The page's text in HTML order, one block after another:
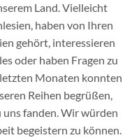
Land. Vielleicht
haben von Ihren
gehört, interessieren
oder haben Fragen zu
Monaten konnten
Reihen begrüßen,
fanden. Wir würden
begeistern zu können.